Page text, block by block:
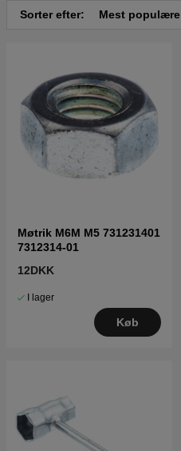
Sorter efter: Mest populære
Møtrik M6M M5 731231401
7312314-01
12DKK
I lager
Køb